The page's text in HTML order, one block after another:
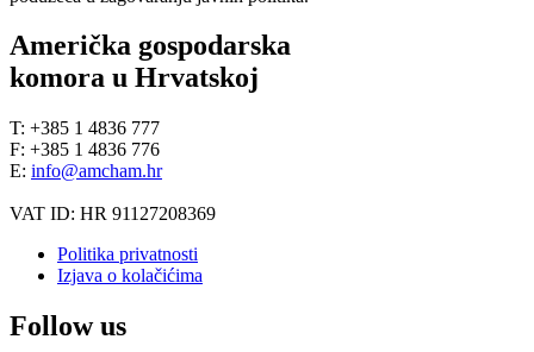
Američka gospodarska
komora u Hrvatskoj
T: +385 1 4836 777
F: +385 1 4836 776
E: info@amcham.hr
VAT ID: HR 91127208369
Politika privatnosti
Izjava o kolačićima
Follow us